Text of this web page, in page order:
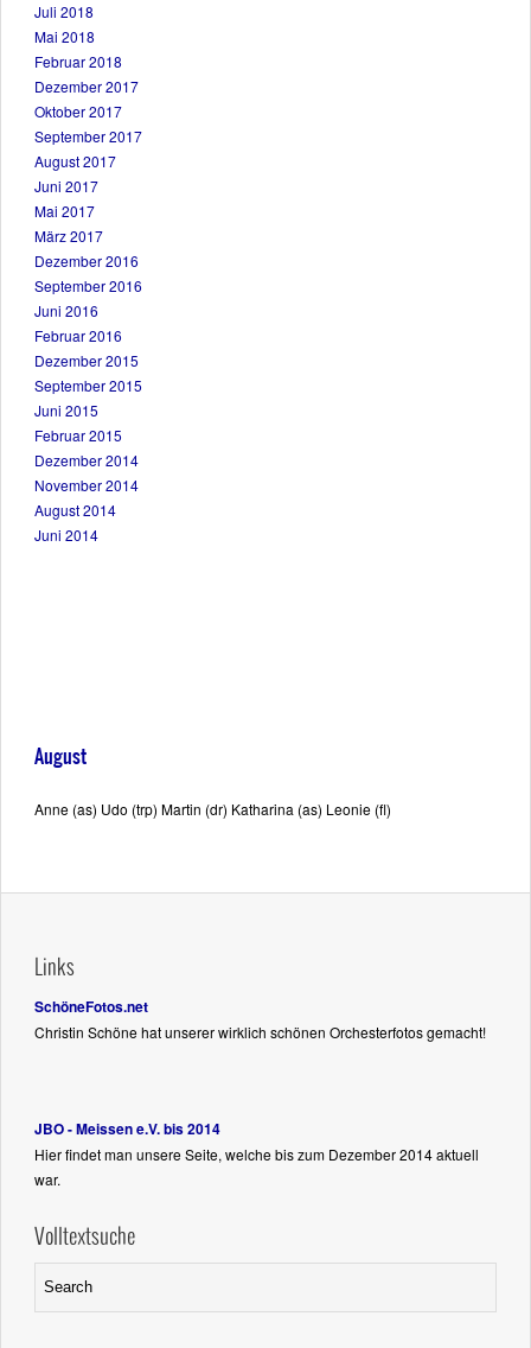
Juli 2018
Mai 2018
Februar 2018
Dezember 2017
Oktober 2017
September 2017
August 2017
Juni 2017
Mai 2017
März 2017
Dezember 2016
September 2016
Juni 2016
Februar 2016
Dezember 2015
September 2015
Juni 2015
Februar 2015
Dezember 2014
November 2014
August 2014
Juni 2014
August
Anne (as) Udo (trp) Martin (dr) Katharina (as) Leonie (fl)
Links
SchöneFotos.net
Christin Schöne hat unserer wirklich schönen Orchesterfotos gemacht!
JBO - Meissen e.V. bis 2014
Hier findet man unsere Seite, welche bis zum Dezember 2014 aktuell
war.
Volltextsuche